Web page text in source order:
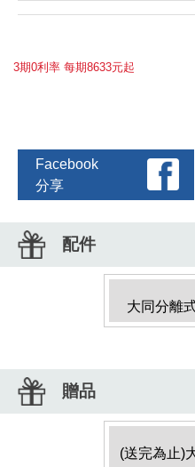
3期0利率 每期8633元起
Facebook
分享
配件
大同分離
贈品
(送完為止)